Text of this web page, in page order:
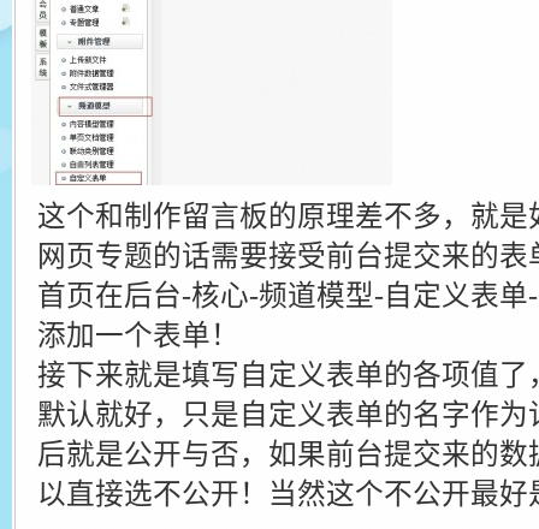
这个和制作留言板的原理差不多，就
网页专题的话需要接受前台提交来的
首页在后台-核心-频道模型-自定义表
添加一个表单！
接下来就是填写自定义表单的各项值
默认就好，只是自定义表单的名字作
后就是公开与否，如果前台提交来的
以直接选不公开！当然这个不公开最